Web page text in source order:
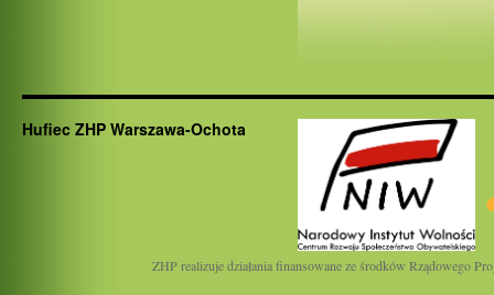
Hufiec ZHP Warszawa-Ochota
ZHP realizuje działania finansowane ze środków Rządowego